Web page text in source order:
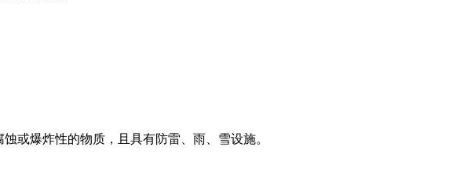
或爆炸性的物质，且具有防雷、雨、雪设施。